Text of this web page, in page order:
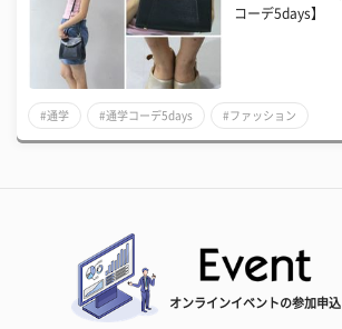
コーデ5days】
#通学 #通学コーデ5days #ファッション
オンラインイベントの参加申込